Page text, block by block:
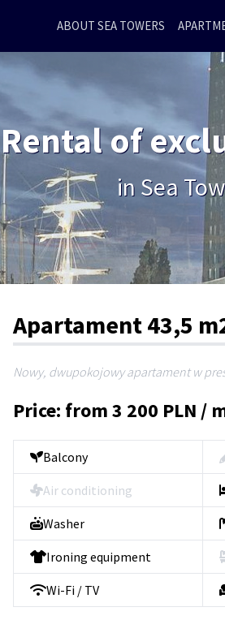
ABOUT SEA TOWERS
Rental of
in Sea
Apartament 43,5
Nowy, dwupokojowy apartament w
Price: from 3 200 PLN /
Balcony
Air conditioning
Washer
Ironing equipment
Wi-Fi / TV